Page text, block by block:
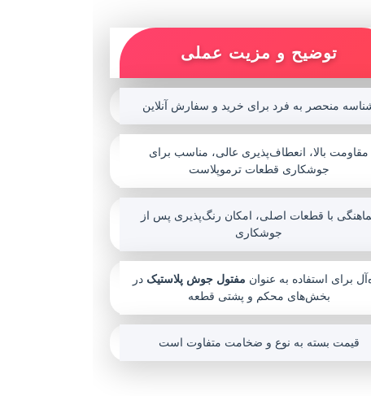
توضیح و مزیت عملی
منحصر به فرد برای خرید و سفارش آنلاین
مقاومت بالا، انعطاف‌پذیری عالی، مناسب برای
جوشکاری قطعات ترموپلاست
با قطعات اصلی، امکان رنگ‌پذیری پس از
جوشکاری
برای استفاده به عنوان مفتول جوش پلاستیک در
بخش‌های محکم و پشتی قطعه
قیمت بسته به نوع و ضخامت متفاوت است